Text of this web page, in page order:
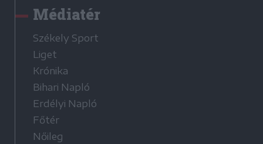
Médiatér
Székely Sport
Liget
Krónika
Bihari Napló
Erdélyi Napló
Főtér
Nőileg